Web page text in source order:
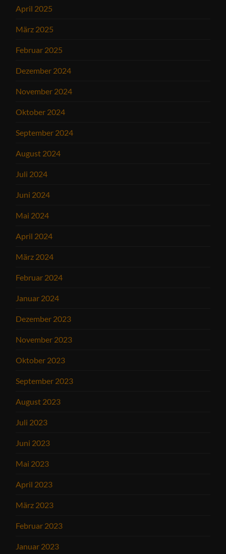
April 2025
März 2025
Februar 2025
Dezember 2024
November 2024
Oktober 2024
September 2024
August 2024
Juli 2024
Juni 2024
Mai 2024
April 2024
März 2024
Februar 2024
Januar 2024
Dezember 2023
November 2023
Oktober 2023
September 2023
August 2023
Juli 2023
Juni 2023
Mai 2023
April 2023
März 2023
Februar 2023
Januar 2023